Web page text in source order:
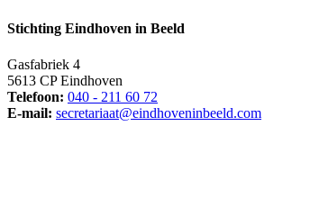
Stichting Eindhoven in Beeld
Gasfabriek 4
5613 CP Eindhoven
Telefoon: 040 - 211 60 72
E-mail: secretariaat@eindhoveninbeeld.com